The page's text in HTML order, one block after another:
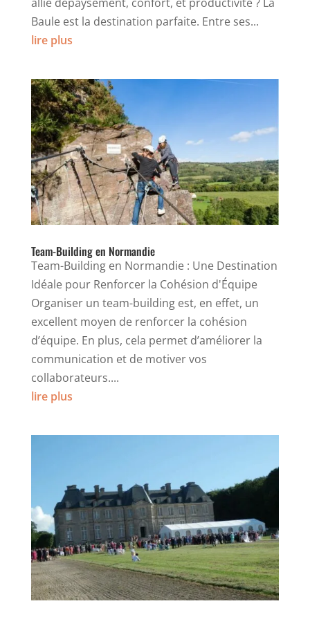
Baule est la destination parfaite. Entre ses...
lire plus
Team-Building en Normandie
Team-Building en Normandie : Une Destination
Idéale pour Renforcer la Cohésion d'Équipe
Organiser un team-building est, en effet, un
excellent moyen de renforcer la cohésion
d’équipe. En plus, cela permet d’améliorer la
communication et de motiver vos
collaborateurs....
lire plus